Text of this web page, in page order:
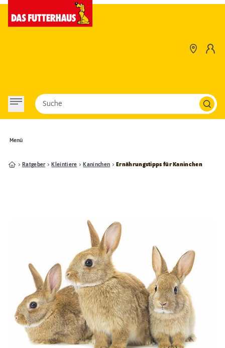
Menü
Suche
Ratgeber Kleintiere Kaninchen Ernährungstipps für Kaninchen